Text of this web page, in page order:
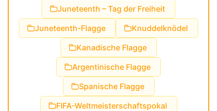
Juneteenth – Tag der Freiheit
Juneteenth-Flagge
Knuddelknödel
Kanadische Flagge
Argentinische Flagge
Spanische Flagge
FIFA-Weltmeisterschaftspokal